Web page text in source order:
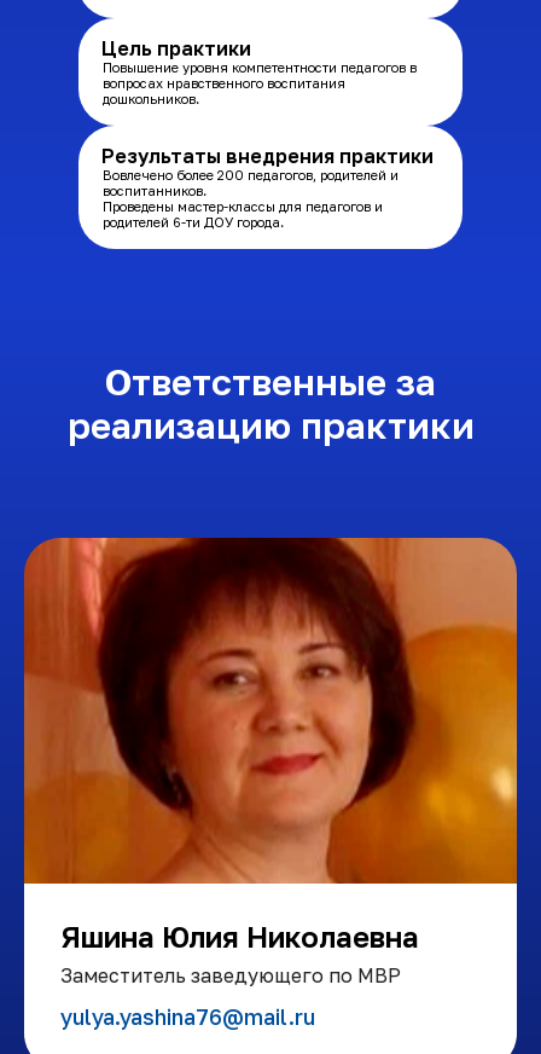
Цель практики
Повышение уровня компетентности педагогов в
вопросах нравственного воспитания
дошкольников.
Результаты внедрения практики
Вовлечено более 200 педагогов, родителей и
воспитанников.
Проведены мастер-классы для педагогов и
родителей 6-ти ДОУ города.
Ответственные за
реализацию практики
Яшина Юлия Николаевна
Заместитель заведующего по МВР
yulya.yashina76@mail.ru